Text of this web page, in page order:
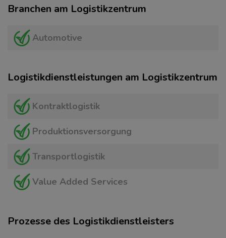
Branchen am Logistikzentrum
Automotive
Logistikdienstleistungen am Logistikzentrum
Kontraktlogistik
Produktionsversorgung
Transportlogistik
Value Added Services
Prozesse des Logistikdienstleisters